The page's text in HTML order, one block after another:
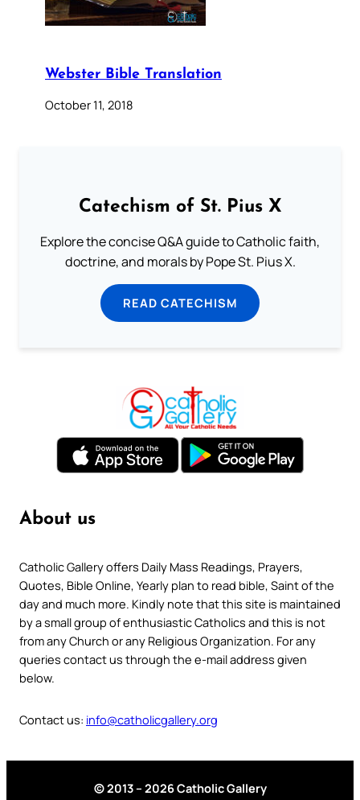
Webster Bible Translation
October 11, 2018
Catechism of St. Pius X
Explore the concise Q&A guide to Catholic faith,
doctrine, and morals by Pope St. Pius X.
READ CATECHISM
About us
Catholic Gallery offers Daily Mass Readings, Prayers,
Quotes, Bible Online, Yearly plan to read bible, Saint of the
day and much more. Kindly note that this site is maintained
by a small group of enthusiastic Catholics and this is not
from any Church or any Religious Organization. For any
queries contact us through the e-mail address given
below.
Contact us: info@catholicgallery.org
© 2013 – 2026 Catholic Gallery